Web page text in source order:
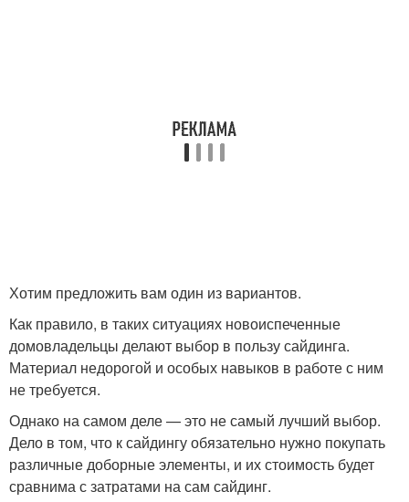
Хотим предложить вам один из вариантов.
Как правило, в таких ситуациях новоиспеченные
домовладельцы делают выбор в пользу сайдинга.
Материал недорогой и особых навыков в работе с ним
не требуется.
Однако на самом деле — это не самый лучший выбор.
Дело в том, что к сайдингу обязательно нужно покупать
различные доборные элементы, и их стоимость будет
сравнима с затратами на сам сайдинг.